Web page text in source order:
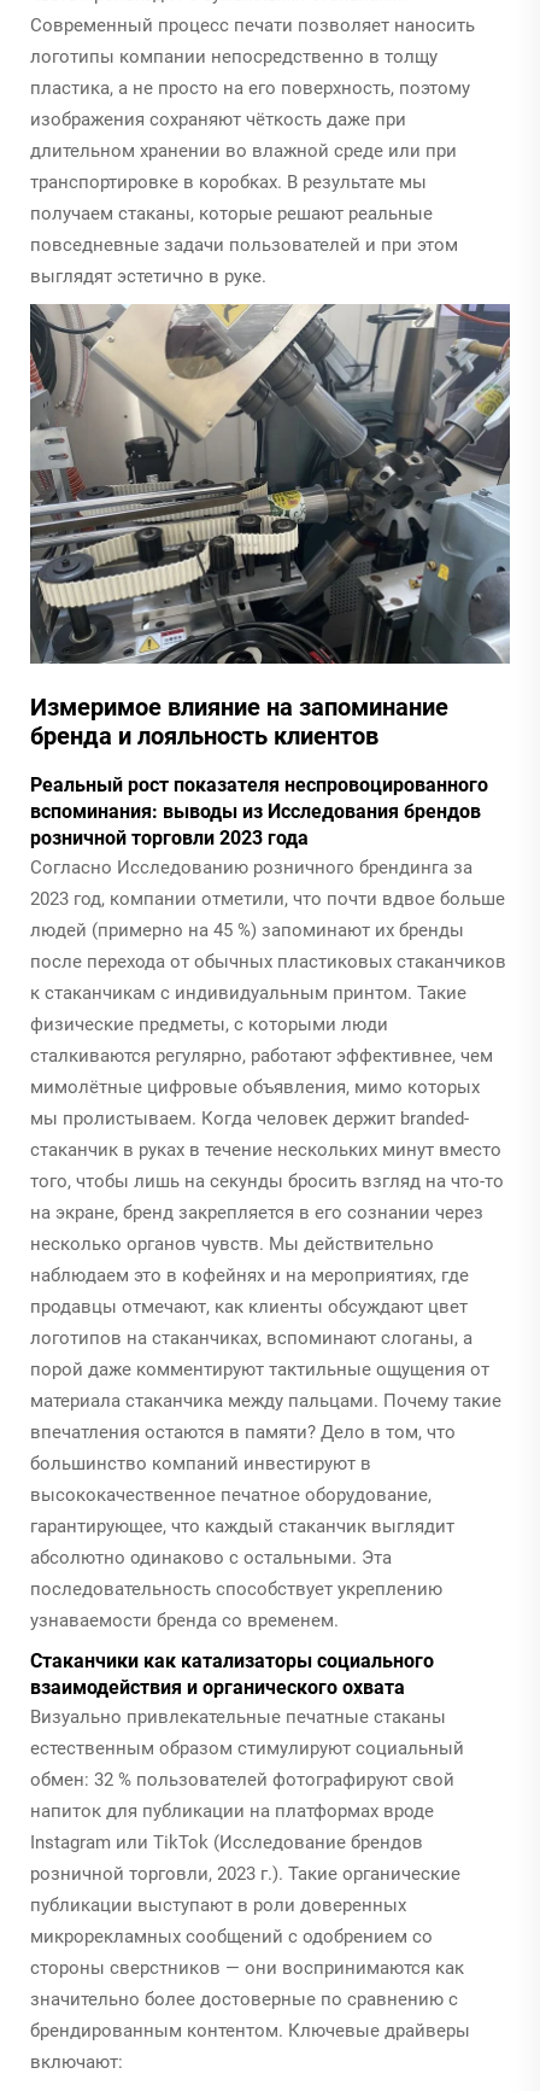
Современный процесс печати позволяет наносить
логотипы компании непосредственно в толщу
пластика, а не просто на его поверхность, поэтому
изображения сохраняют чёткость даже при
длительном хранении во влажной среде или при
транспортировке в коробках. В результате мы
получаем стаканы, которые решают реальные
повседневные задачи пользователей и при этом
выглядят эстетично в руке.
Измеримое влияние на запоминание
бренда и лояльность клиентов
Реальный рост показателя неспровоцированного
вспоминания: выводы из Исследования брендов
розничной торговли 2023 года
Согласно Исследованию розничного брендинга за
2023 год, компании отметили, что почти вдвое больше
людей (примерно на 45 %) запоминают их бренды
после перехода от обычных пластиковых стаканчиков
к стаканчикам с индивидуальным принтом. Такие
физические предметы, с которыми люди
сталкиваются регулярно, работают эффективнее, чем
мимолётные цифровые объявления, мимо которых
мы пролистываем. Когда человек держит branded-
стаканчик в руках в течение нескольких минут вместо
того, чтобы лишь на секунды бросить взгляд на что-то
на экране, бренд закрепляется в его сознании через
несколько органов чувств. Мы действительно
наблюдаем это в кофейнях и на мероприятиях, где
продавцы отмечают, как клиенты обсуждают цвет
логотипов на стаканчиках, вспоминают слоганы, а
порой даже комментируют тактильные ощущения от
материала стаканчика между пальцами. Почему такие
впечатления остаются в памяти? Дело в том, что
большинство компаний инвестируют в
высококачественное печатное оборудование,
гарантирующее, что каждый стаканчик выглядит
абсолютно одинаково с остальными. Эта
последовательность способствует укреплению
узнаваемости бренда со временем.
Стаканчики как катализаторы социального
взаимодействия и органического охвата
Визуально привлекательные печатные стаканы
естественным образом стимулируют социальный
обмен: 32 % пользователей фотографируют свой
напиток для публикации на платформах вроде
Instagram или TikTok (Исследование брендов
розничной торговли, 2023 г.). Такие органические
публикации выступают в роли доверенных
микрорекламных сообщений с одобрением со
стороны сверстников — они воспринимаются как
значительно более достоверные по сравнению с
брендированным контентом. Ключевые драйверы
включают: